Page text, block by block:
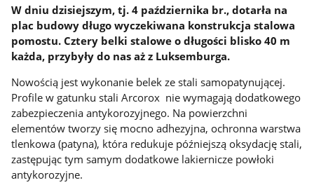
W dniu dzisiejszym, tj. 4 października br., dotarła na
plac budowy długo wyczekiwana konstrukcja stalowa
pomostu. Cztery belki stalowe o długości blisko 40 m
każda, przybyły do nas aż z Luksemburga.
Nowością jest wykonanie belek ze stali samopatynującej.
Profile w gatunku stali Arcorox nie wymagają dodatkowego
zabezpieczenia antykorozyjnego. Na powierzchni
elementów tworzy się mocno adhezyjna, ochronna warstwa
tlenkowa (patyna), która redukuje późniejszą oksydację stali,
zastępując tym samym dodatkowe lakiernicze powłoki
antykorozyjne.